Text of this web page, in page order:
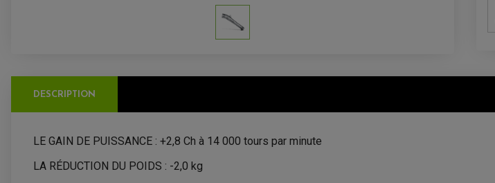
DESCRIPTION
LE GAIN DE PUISSANCE : +2,8 Ch à 14 000 tours par minute
LA RÉDUCTION DU POIDS : -2,0 kg